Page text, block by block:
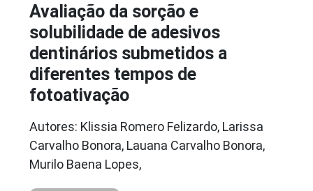
Avaliação da sorção e
solubilidade de adesivos
dentinários submetidos a
diferentes tempos de
fotoativação
Autores: Klissia Romero Felizardo, Larissa
Carvalho Bonora, Lauana Carvalho Bonora,
Murilo Baena Lopes,